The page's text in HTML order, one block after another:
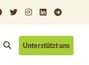
Unterstützt uns